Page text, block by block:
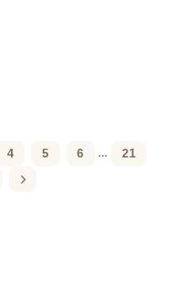
4 5 6 ...
21